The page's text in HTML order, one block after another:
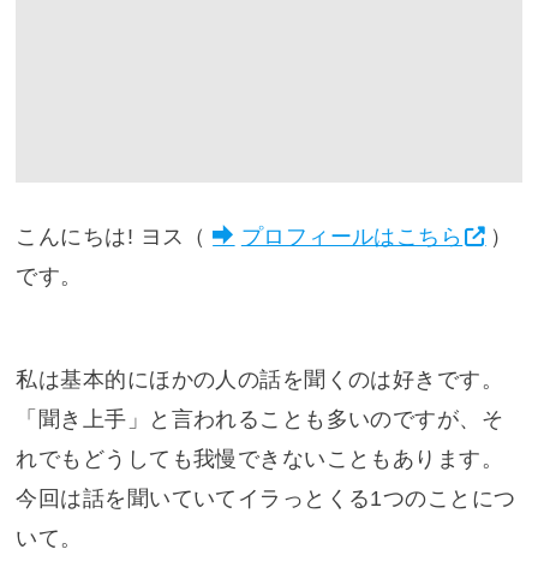
こんにちは! ヨス（ プロフィールはこちら
）
です。
私は基本的にほかの人の話を聞くのは好きです。
「聞き上手」と言われることも多いのですが、そ
れでもどうしても我慢できないこともあります。
今回は話を聞いていてイラっとくる1つのことにつ
いて。